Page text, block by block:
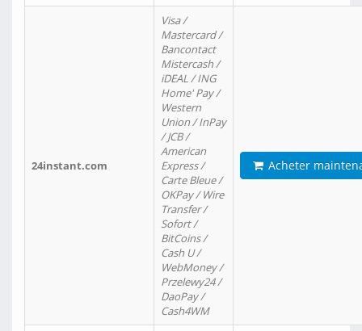
24instant.com
Visa /
Mastercard /
Bancontact
Mistercash /
iDEAL / ING
Home' Pay /
Western
Union / InPay
/ JCB /
American
Express /
Carte Bleue /
OKPay / Wire
Transfer /
Sofort /
BitCoins /
Cash U /
WebMoney /
Przelewy24 /
DaoPay /
Cash4WM
Acheter